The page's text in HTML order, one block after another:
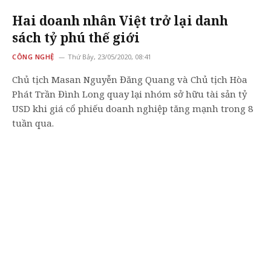
Hai doanh nhân Việt trở lại danh
sách tỷ phú thế giới
CÔNG NGHỆ Thứ Bảy, 23/05/2020, 08:41
Chủ tịch Masan Nguyễn Đăng Quang và Chủ tịch Hòa
Phát Trần Đình Long quay lại nhóm sở hữu tài sản tỷ
USD khi giá cổ phiếu doanh nghiệp tăng mạnh trong 8
tuần qua.